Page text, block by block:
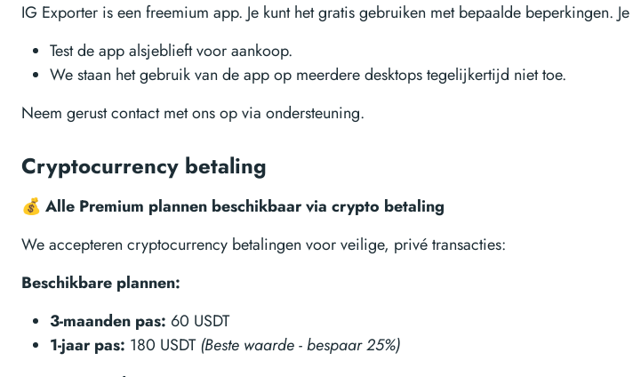
IG Exporter is een freemium app. Je kunt het gratis gebruiken met bepaalde beperkingen.
Test de app alsjeblieft voor aankoop.
We staan het gebruik van de app op meerdere desktops tegelijkertijd niet toe.
Neem gerust contact met ons op via ondersteuning.
Cryptocurrency betaling
💰 Alle Premium plannen beschikbaar via crypto betaling
We accepteren cryptocurrency betalingen voor veilige, privé transacties:
Beschikbare plannen:
3-maanden pas: 60 USDT
1-jaar pas: 180 USDT(Beste waarde - bespaar 25%)